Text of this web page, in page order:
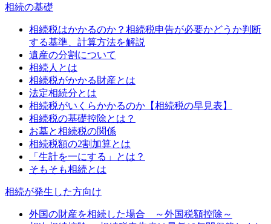
相続の基礎
相続税はかかるのか？相続税申告が必要かどうか判断
する基準、計算方法を解説
遺産の分割について
相続人とは
相続税がかかる財産とは
法定相続分とは
相続税がいくらかかるのか【相続税の早見表】
相続税の基礎控除とは？
お墓と相続税の関係
相続税額の2割加算とは
「生計を一にする」とは？
そもそも相続とは
相続が発生した方向け
外国の財産を相続した場合 ～外国税額控除～